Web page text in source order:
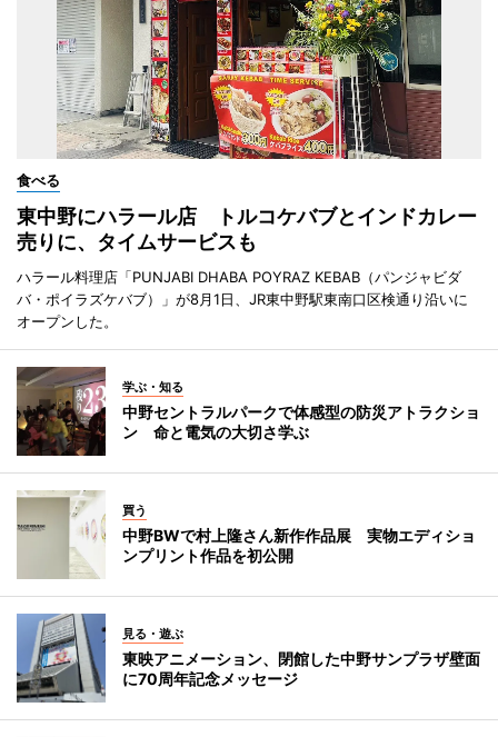
食べる
東中野にハラール店 トルコケバブとインドカレー
売りに、タイムサービスも
ハラール料理店「PUNJABI DHABA POYRAZ KEBAB（パンジャビダ
バ・ポイラズケバブ）」が8月1日、JR東中野駅東南口区検通り沿いに
オープンした。
学ぶ・知る
中野セントラルパークで体感型の防災アトラクショ
ン 命と電気の大切さ学ぶ
買う
中野BWで村上隆さん新作作品展 実物エディショ
ンプリント作品を初公開
見る・遊ぶ
東映アニメーション、閉館した中野サンプラザ壁面
に70周年記念メッセージ